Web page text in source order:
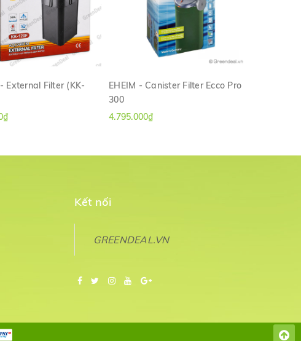
External Filter (KK-
EHEIM - Canister Filter Ecco Pro
300
4.795.000₫
Kết nối
GREENDEAL.VN